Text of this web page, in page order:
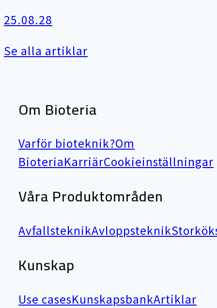
25.08.28
Se alla artiklar
Om Bioteria
Varför bioteknik?Om
BioteriaKarriärCookieinställningar
Våra Produktområden
AvfallsteknikAvloppsteknik
Kunskap
Use casesKunskapsbankArtiklar